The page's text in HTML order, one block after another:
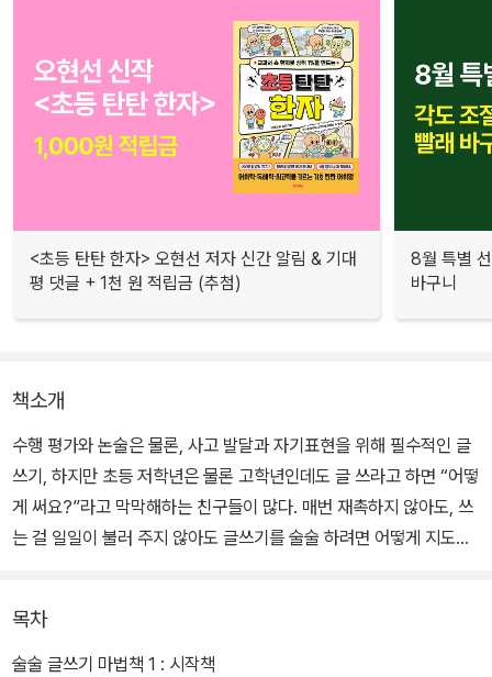
<초등 탄탄 한자> 오현선 저자 신간 알림 & 기대
평 댓글 + 1천 원 적립금 (추첨)
8월 특별
바구니
책소개
수행 평가와 논술은 물론, 사고 발달과 자기표현을 위해 필수적인 글
쓰기, 하지만 초등 저학년은 물론 고학년인데도 글 쓰라고 하면 “어떻
게 써요?”라고 막막해하는 친구들이 많다. 매번 재촉하지 않아도, 쓰
는 걸 일일이 불러 주지 않아도 글쓰기를 술술 하려면 어떻게 지도해
되어 거부감이 들까 고민된다.
목차
술술 글쓰기 마법책 1 : 시작책